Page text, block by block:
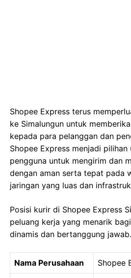
Shopee Express terus
ke Simalungun untuk
kepada para pelanggan dan
Shopee Express menjadi
pengguna untuk mengirim dan
dengan aman serta tepat pada
jaringan yang luas dan
Posisi kurir di Shopee Express
peluang kerja yang menarik
dinamis dan bertanggung jawab.
Nama Perusahaan Shopee